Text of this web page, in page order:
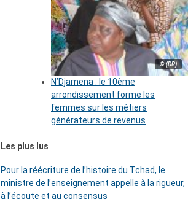
© (DR)
N’Djamena : le 10ème
arrondissement forme les
femmes sur les métiers
générateurs de revenus
Les plus lus
Pour la réécriture de l’histoire du Tchad, le
ministre de l’enseignement appelle à la rigueur,
à l’écoute et au consensus